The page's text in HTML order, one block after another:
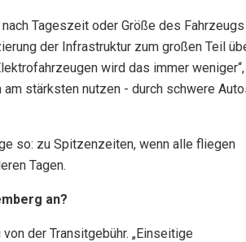
Tageszeit oder Größe des Fahrzeugs
der Infrastruktur zum großen Teil
wird das immer weniger“,
stärksten nutzen - durch schwere
so: zu Spitzenzeiten, wenn alle fliegen
Tagen.
an?
der Transitgebühr. „Einseitige